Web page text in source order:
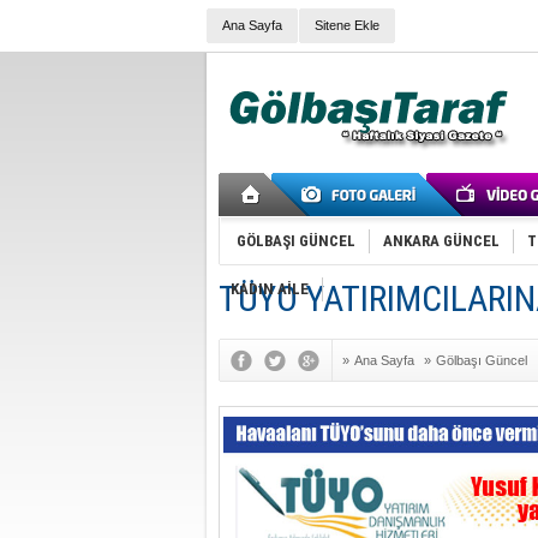
Ana Sayfa Sitene Ekle
GÖLBAŞI GÜNCEL ANKARA GÜNCEL
KADIN AİLE
TÜYO
» Ana Sayfa » Gölbaşı Güncel